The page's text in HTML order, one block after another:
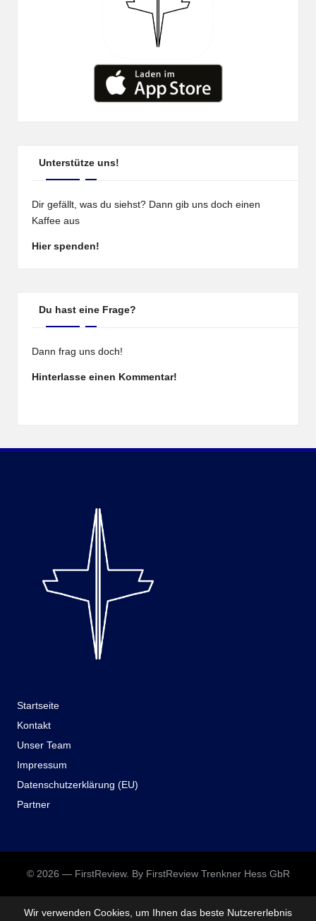
Unterstütze uns!
Dir gefällt, was du siehst? Dann gib uns doch einen
Kaffee aus
Hier spenden!
Du hast eine Frage?
Dann frag uns doch!
Hinterlasse einen Kommentar!
Startseite
Kontakt
Unser Team
Impressum
Datenschutzerklärung (EU)
Partner
© 2026 — FirstReview. By FirstReview Trenkner Hess GbR
Wir verwenden Cookies, um Ihnen das beste Nutzererlebnis